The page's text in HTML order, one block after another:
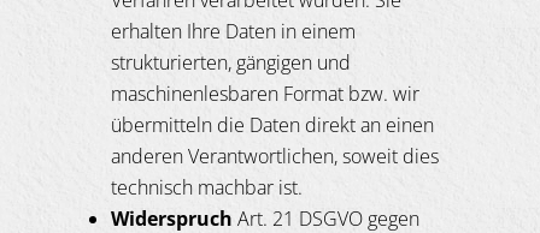
erhalten Ihre Daten in einem
strukturierten, gängigen und
maschinenlesbaren Format bzw. wir
übermitteln die Daten direkt an einen
anderen Verantwortlichen, soweit dies
technisch machbar ist.
Widerspruch Art. 21 DSGVO gegen